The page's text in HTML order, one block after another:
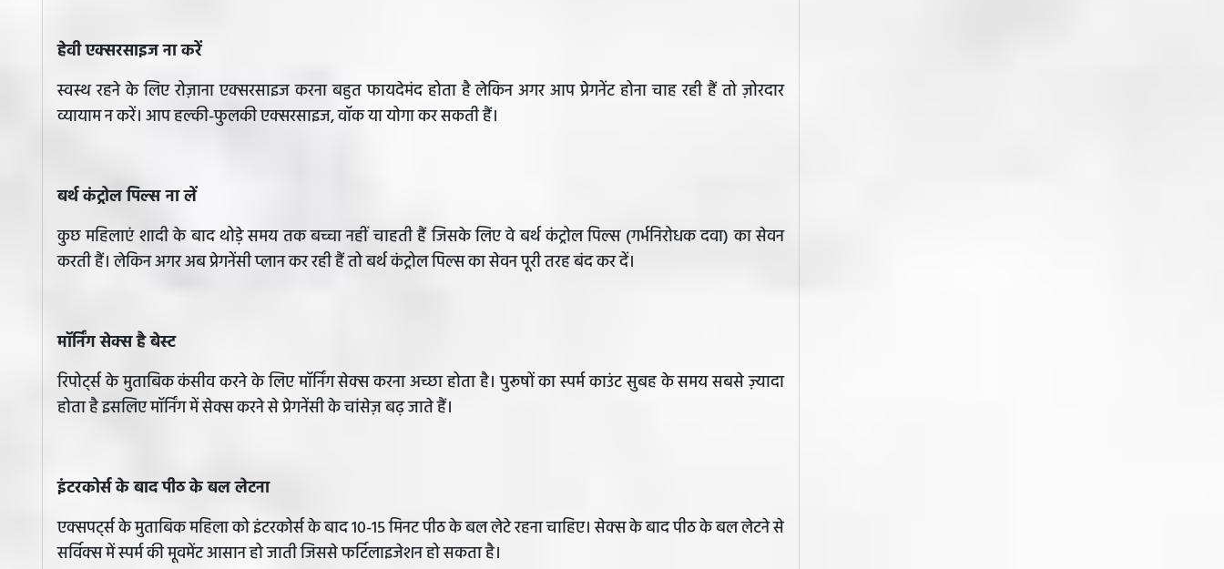
हेवी एक्सरसाइज ना करें
स्वस्थ रहने के लिए रोज़ाना एक्सरसाइज करना बहुत फायदेमंद होता है लेकिन अगर आप प्रेगनेंट होना चाह रही हैं तो ज़ोरदार
व्यायाम न करें। आप हल्की-फुलकी एक्सरसाइज, वॉक या योगा कर सकती हैं।
​बर्थ कंट्रोल पिल्स ना लें
कुछ महिलाएं शादी के बाद थोड़े समय तक बच्चा नहीं चाहती हैं जिसके लिए वे बर्थ कंट्रोल पिल्स (गर्भनिरोधक दवा) का सेवन
करती हैं। लेकिन अगर अब प्रेगनेंसी प्लान कर रही हैं तो बर्थ कंट्रोल पिल्स का सेवन पूरी तरह बंद कर दें।
मॉर्निंग सेक्स है बेस्ट
रिपोर्ट्स के मुताबिक कंसीव करने के लिए मॉर्निंग सेक्स करना अच्छा होता है। पुरूषों का स्पर्म काउंट सुबह के समय सबसे ज़्यादा
होता है इसलिए मॉर्निंग में सेक्स करने से प्रेगनेंसी के चांसेज़ बढ़ जाते हैं।
इंटरकोर्स के बाद पीठ के बल लेटना
एक्सपर्ट्स के मुताबिक महिला को इंटरकोर्स के बाद 10-15 मिनट पीठ के बल लेटे रहना चाहिए। सेक्स के बाद पीठ के बल लेटने से
सर्विक्स में स्पर्म की मूवमेंट आसान हो जाती जिससे फर्टिलाइजेशन हो सकता है।